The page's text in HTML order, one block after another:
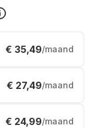
€ 35,49/maand
€ 27,49/maand
€ 24,99/maand